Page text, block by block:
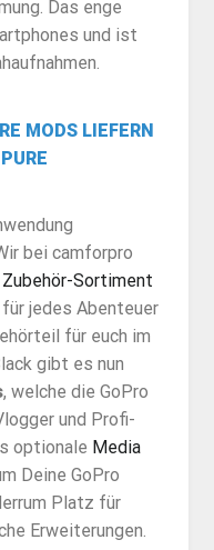
Das enge
und ist
MODS LIEFERN
bei camforpro
Zubehör-Sortiment
für jedes Abenteuer
für euch im
gibt es nun
, welche die GoPro
und Profi-
optionale Media
Deine GoPro
Platz für
Erweiterungen.